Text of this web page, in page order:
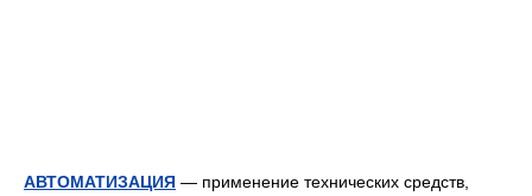
АВТОМАТИЗАЦИЯ — применение технических средств,